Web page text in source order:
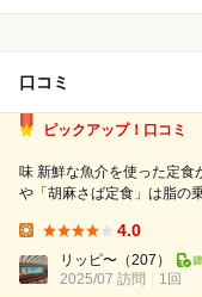
口コミ
ピックアップ！口コミ
味 新鮮な魚介を使った定食が看板メニュー。特に「銀だらみりん定食」
や「胡麻さば定食」は脂の
鉢や味噌汁も丁寧に作られ
す。 サービス 店員さんは...
4.0
リッピ〜 （207）
2025/07 訪問
1回